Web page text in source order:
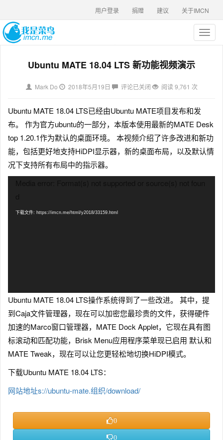
关于IMCN
建议
捐赠
用户登录
T
o
i
g
a
t
Ubuntu MATE 18.04 LTS 新功能视频演示
Mark Do 2018年5月19日 评论已关闭 阅读 9,761 次
Ubuntu MATE 18.04 LTS已经由Ubuntu MATE项目发布和发
布。 作为官方ubuntu的一部分，本版本使用最新的MATE Desk
top 1.20.1作为默认的桌面环境。 本视频介绍了许多改进和新功
能，包括更好地支持HiDPI显示器，新的桌面布局，以及默认情
况下支持所有布局中的指示器。
下载文件: https://imcn.me/html/y2018/33159.html
Ubuntu MATE 18.04 LTS操作系统得到了一些改进。 其中，提
到Caja文件管理器，现在可以加密您最珍贵的文件，获得硬件
加速的Marco窗口管理器，MATE Dock Applet，它现在具有图
标滚动和匹配功能，Brisk Menu应用程序菜单现已启用 默认和
MATE Tweak，现在可以让您更轻松地切换HiDPI模式。
下载Ubuntu MATE 18.04 LTS：
网站地址s://ubuntu-mate.组织/download/
0
0